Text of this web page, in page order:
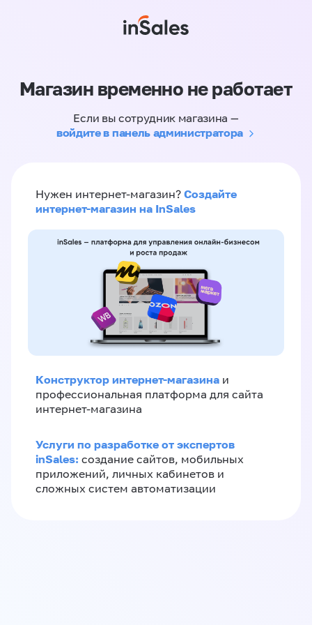
Магазин временно не работает
Если вы сотрудник магазина —
войдите в панель администратора
Нужен интернет-магазин? Создайте
интернет-магазин на InSales
Конструктор интернет-магазина и
профессиональная платформа для сайта
интернет-магазина
Услуги по разработке от экспертов
inSales: создание сайтов, мобильных
приложений, личных кабинетов и
сложных систем автоматизации